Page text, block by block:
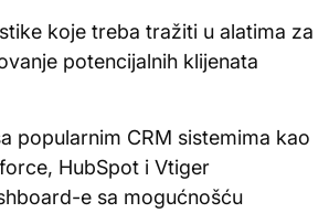
koje treba tražiti u alatima za
potencijalnih klijenata
popularnim CRM sistemima kao
HubSpot i Vtiger
e sa mogućnošću